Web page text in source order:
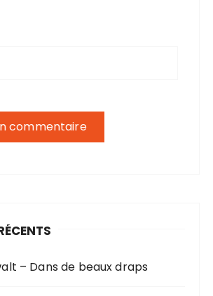
– Dans de beaux draps